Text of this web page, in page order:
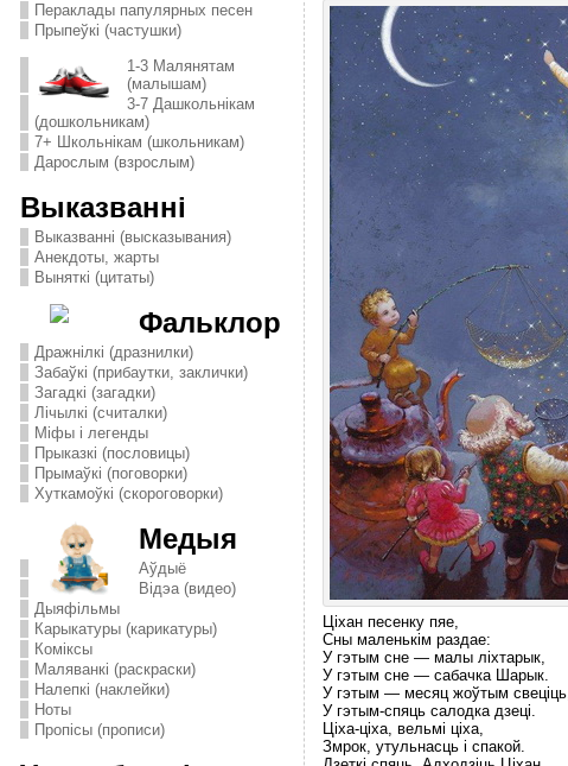
Пераклады папулярных песен
Прыпеўкі (частушки)
1-3 Малянятам
(малышам)
3-7 Дашкольнікам
(дошкольникам)
7+ Школьнікам (школьникам)
Дарослым (взрослым)
Выказванні
Выказванні (высказывания)
Анекдоты, жарты
Выняткі (цитаты)
Фальклор
Дражнілкі (дразнилки)
Забаўкі (прибаутки, заклички)
Загадкі (загадки)
Лічылкі (считалки)
Міфы і легенды
Прыказкі (пословицы)
Прымаўкі (поговорки)
Хуткамоўкі (скороговорки)
Медыя
Аўдыё
Відэа (видео)
Дыяфільмы
Карыкатуры (карикатуры)
Комiксы
Маляванкі (раскраски)
Налепкі (наклейки)
Ноты
Пропісы (прописи)
Цiхан песенку пяе,
Сны маленькiм раздаe:
У гэтым сне — малы лiхтарык,
У гэтым сне — сабачка Шарык.
У гэтым — месяц жоўтым свецiць,
У гэтым-спяць салодка дзецi.
Цiха-цiха, вельмi цiха,
Змрок, утульнасць i спакой.